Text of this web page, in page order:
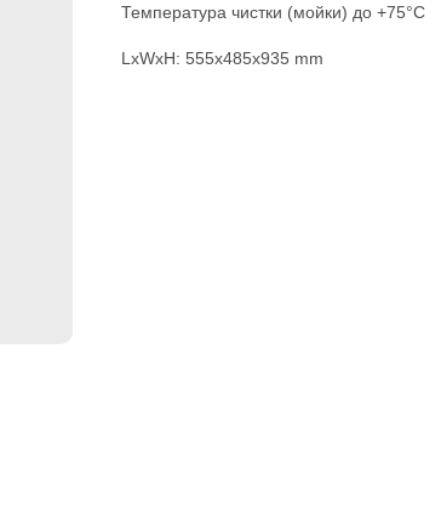
Температура чистки (мойки) до +75°С
LxWxH: 555x485x935 mm